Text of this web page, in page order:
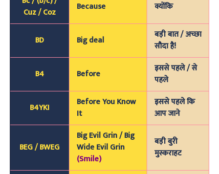
Cuz / Coz
Because क्योंकि
BD Big deal
बड़ी बात / अच्छा
सौदा है!
B4 Before
इससे पहले / से
पहले
B4YKI
Before You Know
It
इससे पहले कि
आप जाने
BEG / BWEG
Big Evil Grin / Big
Wide Evil Grin
(Smile)
बड़ी बुरी
मुस्कराहट